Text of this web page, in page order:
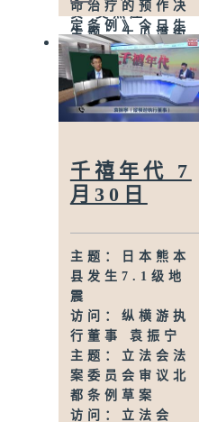
员 吴杰庄
主题：土瓜湾街
市一鱼档鱼缸水
样验出霍乱弧菌
访问：家庭医生
林永和
命治疗的预作决
定条例》今日生
效
访问：医疗卫生
界立法会议员 林
哲玄
主题：教育局公
册」 列出91所
私校供家长选校
时参考
主题：屯兴路紧
急水管维修工程
完成
访问：国际管綫
专业学会会长 黄
敬
主题：男子被伪
冒父亲
千禧年代 7
月30日
主题：日本熊本
县发生7.1级地
震
访问：纵横游执
行董事 袁振宁
主题：立法会法
案委员会审议北
都条例草案
访问：立法会